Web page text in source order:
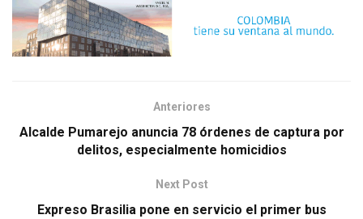
Anteriores
Alcalde Pumarejo anuncia 78 órdenes de captura por
delitos, especialmente homicidios
Next Post
Expreso Brasilia pone en servicio el primer bus